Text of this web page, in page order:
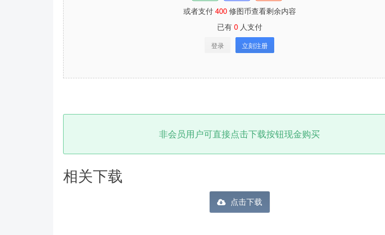
或者支付400修图币查看剩余内容
已有0人支付
登录 立刻注册
非会员用户可直接点击下载按钮现金购买
相关下载
点击下载